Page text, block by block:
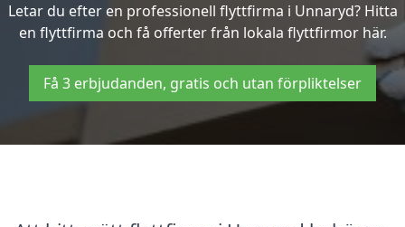
Letar du efter en professionell flyttfirma i Unnaryd? Hitta
en flyttfirma och få offerter från lokala flyttfirmor här.
Få 3 erbjudanden, gratis och utan förpliktelser